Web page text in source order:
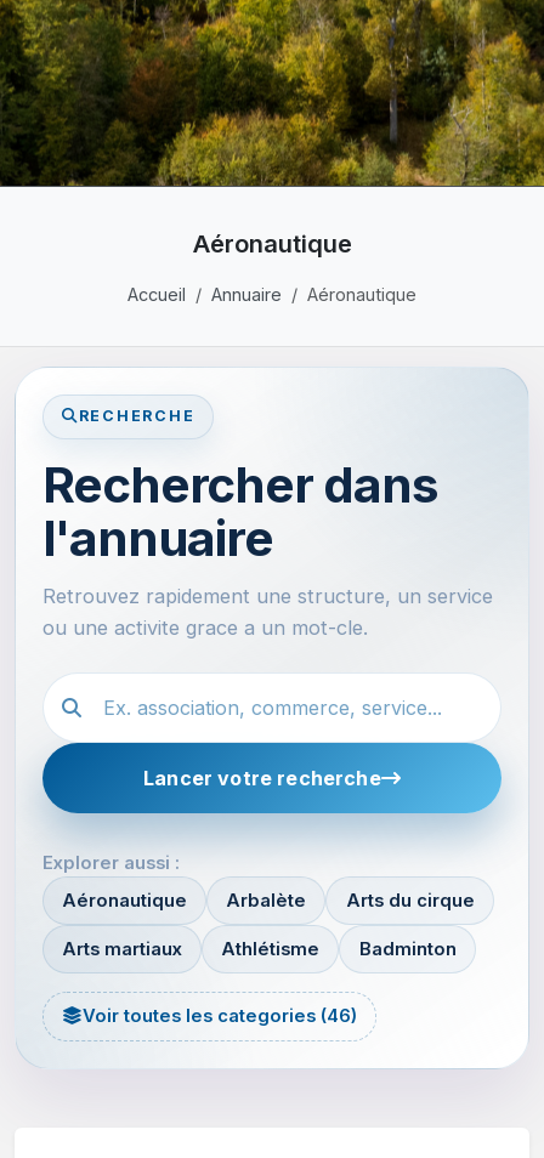
Aéronautique
Accueil Annuaire Aéronautique
RECHERCHE
Rechercher dans
l'annuaire
Retrouvez rapidement une structure, un service
ou une activite grace a un mot-cle.
Recherche dans l'annuaire
Lancer votre recherche
Explorer aussi :
Aéronautique
Arbalète Arts du cirque
Arts martiaux Athlétisme Badminton
Voir toutes les categories (46)